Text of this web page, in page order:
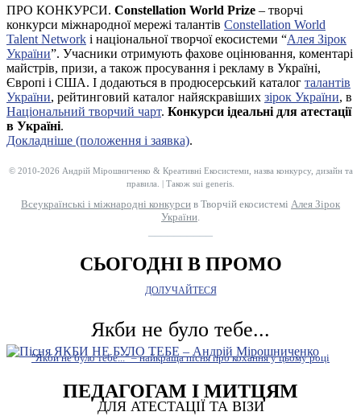
ПРО КОНКУРСИ. Constellation World Prize – творчі
конкурси міжнародної мережі талантів Constellation World
Talent Network і національної творчої екосистеми “Алея Зірок
України”. Учасники отримують фахове оцінювання, коментарі
майстрів, призи, а також просування і рекламу в Україні,
Європі і США. І додаються в продюсерський каталог талантів
України, рейтинговий каталог найяскравіших зірок України, в
Національний творчий чарт. Конкурси ідеальні для атестації
в Україні.
Докладніше (положення і заявка).
© 2010-2026 Андрій Мірошниченко & Креативні Екосистеми, назва конкурсу, дизайн та
правила. | Також sui generis.
Всеукраїнські і міжнародні конкурси в Творчій екосистемі Алея Зірок
України
СЬОГОДНІ В ПРОМО
ДОЛУЧАЙТЕСЯ
Якби не було тебе...
"Якби не було тебе..." – найкраща пісня про кохання у цьому році
ПЕДАГОГАМ І МИТЦЯМ
ДЛЯ АТЕСТАЦІЇ ТА ВІЗИ